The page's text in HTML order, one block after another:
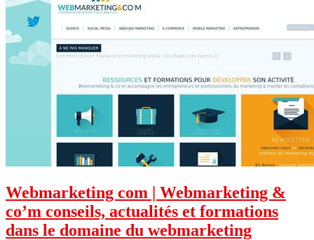
Web­mar­ke­ting com | Web­mar­ke­ting &
co’m conseils, actualités et formations
dans le domaine du web­mar­ke­ting